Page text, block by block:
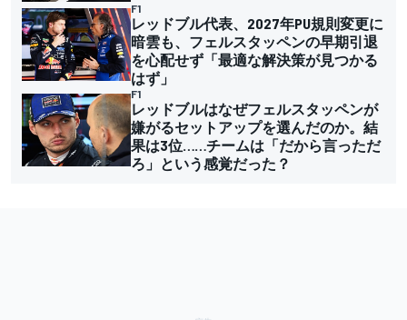
F1
レッドブル代表、2027年PU規則変更に
暗雲も、フェルスタッペンの早期引退
を心配せず「最適な解決策が見つかる
はず」
F1
レッドブルはなぜフェルスタッペンが
嫌がるセットアップを選んだのか。結
果は3位……チームは「だから言っただ
ろ」という感覚だった？